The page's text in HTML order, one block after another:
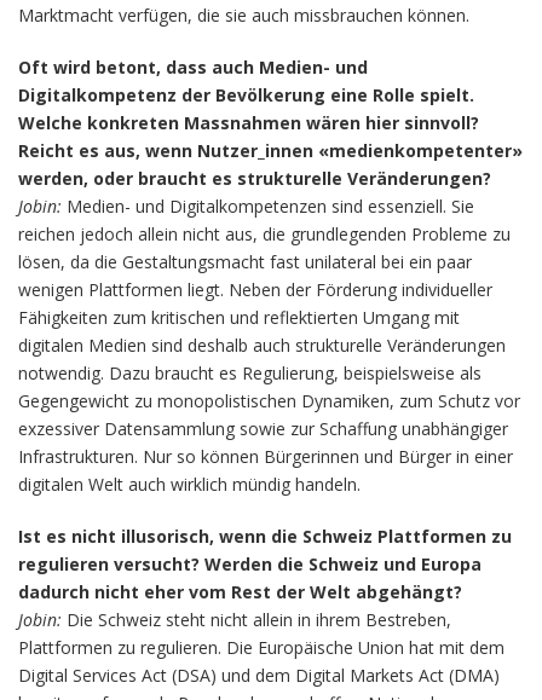
Marktmacht verfügen, die sie auch missbrauchen können.
Oft wird betont, dass auch Medien- und
Digitalkompetenz der Bevölkerung eine Rolle spielt.
Welche konkreten Massnahmen wären hier sinnvoll?
Reicht es aus, wenn Nutzer_innen «medienkompetenter»
werden, oder braucht es strukturelle Veränderungen?
Jobin: Medien- und Digitalkompetenzen sind essenziell. Sie
reichen jedoch allein nicht aus, die grundlegenden Probleme zu
lösen, da die Gestaltungsmacht fast unilateral bei ein paar
wenigen Plattformen liegt. Neben der Förderung individueller
Fähigkeiten zum kritischen und reflektierten Umgang mit
digitalen Medien sind deshalb auch strukturelle Veränderungen
notwendig. Dazu braucht es Regulierung, beispielsweise als
Gegengewicht zu monopolistischen Dynamiken, zum Schutz vor
exzessiver Datensammlung sowie zur Schaffung unabhängiger
Infrastrukturen. Nur so können Bürgerinnen und Bürger in einer
digitalen Welt auch wirklich mündig handeln.
Ist es nicht illusorisch, wenn die Schweiz Plattformen zu
regulieren versucht? Werden die Schweiz und Europa
dadurch nicht eher vom Rest der Welt abgehängt?
Jobin: Die Schweiz steht nicht allein in ihrem Bestreben,
Plattformen zu regulieren. Die Europäische Union hat mit dem
Digital Services Act (DSA) und dem Digital Markets Act (DMA)